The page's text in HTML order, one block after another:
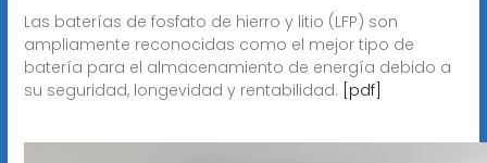
Las baterías de fosfato de hierro y litio (LFP) son
ampliamente reconocidas como el mejor tipo de
batería para el almacenamiento de energía debido a
su seguridad, longevidad y rentabilidad. [pdf]